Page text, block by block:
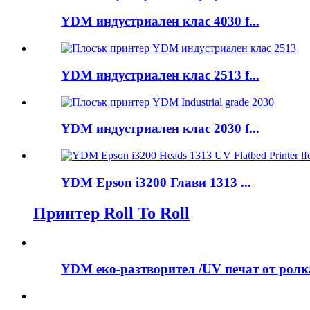
YDM индустриален клас 4030 f...
YDM индустриален клас 2513 f...
YDM индустриален клас 2030 f...
YDM Epson i3200 Глави 1313 ...
Принтер Roll To Roll
YDM еко-разтворител /UV печат от